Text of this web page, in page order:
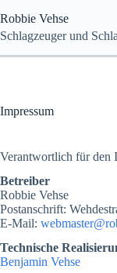
Inhalt
springen
Robbie Vehse
Schlagzeuger und
Impressum
Verantwortlich für den
Betreiber
Robbie Vehse
Postanschrift:
E-Mail:
Technische
Benjamin Vehse